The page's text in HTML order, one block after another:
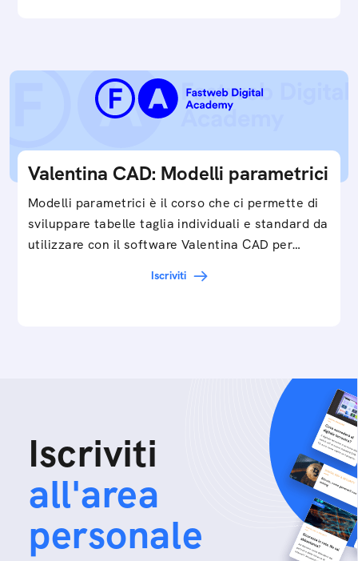
Valentina CAD: Modelli parametrici
Modelli parametrici è il corso che ci permette di
sviluppare tabelle taglia individuali e standard da
utilizzare con il software Valentina CAD per…
Iscriviti
Iscriviti
all'area
personale